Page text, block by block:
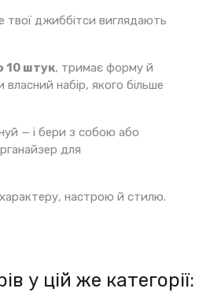
твої джиббітси виглядають
10 штук, тримає форму й
набір, якого більше
— і бери з собою або
для
настрою й стилю.
у цій же категорії: